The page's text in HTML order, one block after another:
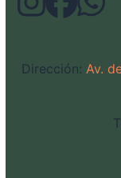
Dirección: Av.